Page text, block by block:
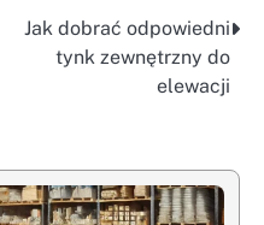
Jak dobrać odpowiedni
tynk zewnętrzny do
elewacji